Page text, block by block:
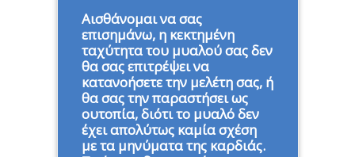
Αισθάνομαι να σας
επισημάνω, η κεκτημένη
ταχύτητα του μυαλού σας δεν
θα σας επιτρέψει να
κατανοήσετε την μελέτη σας, ή
θα σας την παραστήσει ως
ουτοπία, διότι το μυαλό δεν
έχει απολύτως καμία σχέση
με τα μηνύματα της καρδιάς.